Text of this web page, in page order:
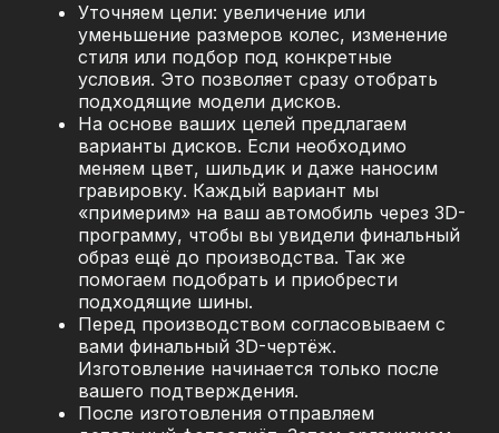
Уточняем цели: увеличение или
уменьшение размеров колес, изменение
стиля или подбор под конкретные
условия. Это позволяет сразу отобрать
подходящие модели дисков.
На основе ваших целей предлагаем
варианты дисков. Если необходимо
меняем цвет, шильдик и даже наносим
гравировку. Каждый вариант мы
«примерим» на ваш автомобиль через 3D-
программу, чтобы вы увидели финальный
образ ещё до производства. Так же
помогаем подобрать и приобрести
подходящие шины.
Перед производством согласовываем с
вами финальный 3D-чертёж.
Изготовление начинается только после
вашего подтверждения.
После изготовления отправляем